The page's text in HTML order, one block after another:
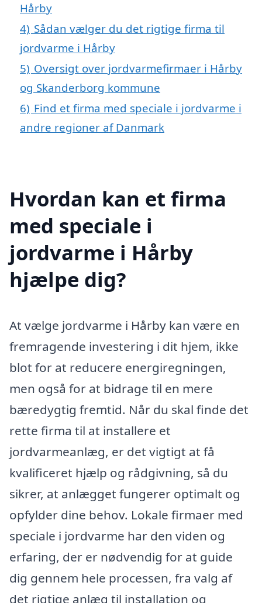
Hårby
4) Sådan vælger du det rigtige firma til
jordvarme i Hårby
5) Oversigt over jordvarmefirmaer i Hårby
og Skanderborg kommune
6) Find et firma med speciale i jordvarme i
andre regioner af Danmark
Hvordan kan et firma
med speciale i
jordvarme i Hårby
hjælpe dig?
At vælge jordvarme i Hårby kan være en
fremragende investering i dit hjem, ikke
blot for at reducere energiregningen,
men også for at bidrage til en mere
bæredygtig fremtid. Når du skal finde det
rette firma til at installere et
jordvarmeanlæg, er det vigtigt at få
kvalificeret hjælp og rådgivning, så du
sikrer, at anlægget fungerer optimalt og
opfylder dine behov. Lokale firmaer med
speciale i jordvarme har den viden og
erfaring, der er nødvendig for at guide
dig gennem hele processen, fra valg af
det rigtige anlæg til installation og